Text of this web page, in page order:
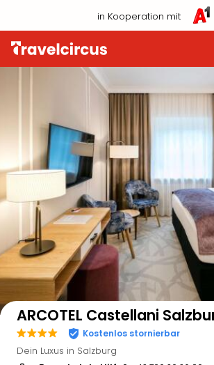
in Kooperation mit
Auf
ARCOTEL Castellani
Kostenlos stornierbar
Dein Luxus in Salzburg